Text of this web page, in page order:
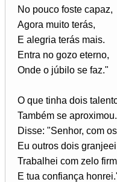
No pouco foste capaz,
Agora muito terás,
E alegria terás mais.
Entra no gozo eterno,
Onde o júbilo se faz."
O que tinha dois
Também se aproximou.
Disse: "Senhor, com
Eu outros dois
Trabalhei com zelo
E tua confiança